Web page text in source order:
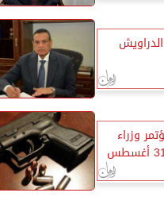
وزراء
التنمية المحلية الأفارقة 31 أغسطس